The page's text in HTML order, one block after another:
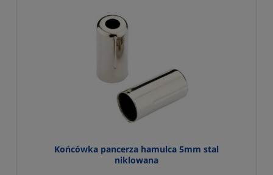
Końcówka pancerza hamulca 5mm stal
niklowana